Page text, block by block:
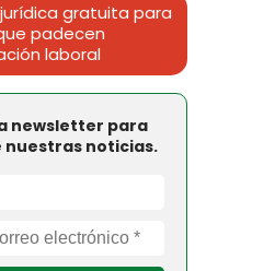
gratuita para
padecen
laboral
newsletter para
nuestras noticias.